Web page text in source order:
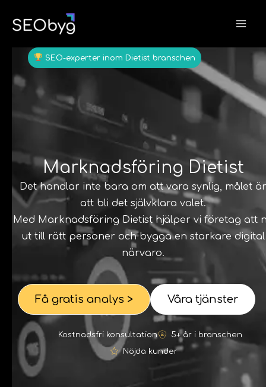
SEO-experter inom Dietist branschen
Marknadsföring Dietist
Det handlar inte bara om att vara synlig, målet är
att bli det självklara valet.
Med Marknadsföring Dietist hjälper vi företag att
ut till rätt personer och bygga en starkare digital
närvaro.
Få gratis analys > Våra tjänster
Kostnadsfri konsultation
5+ år i branschen
Nöjda kunder